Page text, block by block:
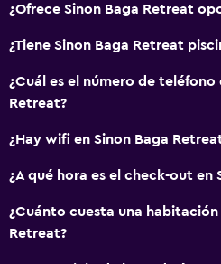
¿Ofrece Sinon Baga Retreat
¿Tiene Sinon Baga Retreat
¿Cuál es el número de teléfono
Retreat?
¿Hay wifi en Sinon Baga
¿A qué hora es el check-out en
¿Cuánto cuesta una habitación
Retreat?